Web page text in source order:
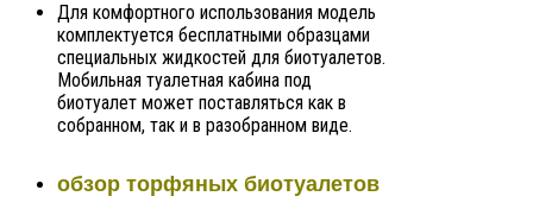
Для комфортного использования модель
комплектуется бесплатными образцами
специальных жидкостей для биотуалетов.
Мобильная туалетная кабина под
биотуалет может поставляться как в
собранном, так и в разобранном виде.
обзор торфяных биотуалетов